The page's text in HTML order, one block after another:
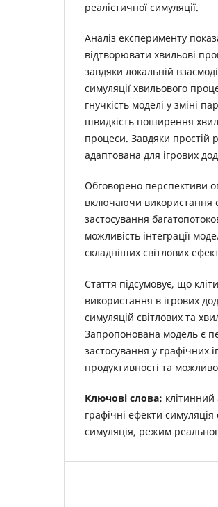
реалістичної симуляції.
Аналіз експерименту
відтворювати хвильові
завдяки локальній
симуляції хвильового
гнучкість моделі у зміні
швидкість поширення
процеси. Завдяки простій
адаптована для ігрових
Обговорено перспективи
включаючи використання
застосування
можливість інтеграції
складніших світлових
Стаття підсумовує, що
використання в ігрових
симуляцій світлових та
Запропонована модель є
застосування у графічних
продуктивності та
Ключові слова:
графічні ефекти симуляція
симуляція, режим